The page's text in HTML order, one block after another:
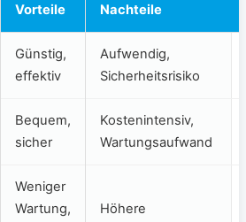
Vorteile Nachteile
Günstig,
effektiv
Aufwendig,
Sicherheitsrisiko
Bequem,
sicher
Kostenintensiv,
Wartungsaufwand
Weniger
Wartung,
Höhere‍